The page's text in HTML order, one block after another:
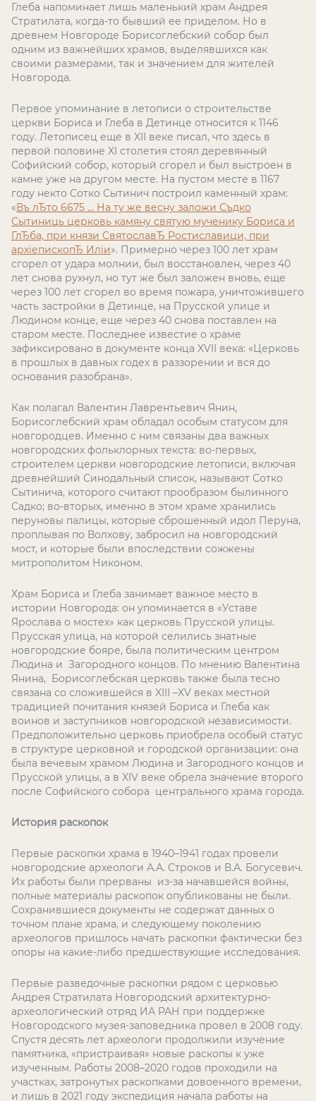
Глеба напоминает лишь маленький храм Андрея
Стратилата, когда-то бывший ее приделом. Но в
древнем Новгороде Борисоглебский собор был
одним из важнейших храмов, выделявшихся как
своими размерами, так и значением для жителей
Новгорода.
Первое упоминание в летописи о строительстве
церкви Бориса и Глеба в Детинце относится к 1146
году. Летописец еще в XII веке писал, что здесь в
первой половине XI столетия стоял деревянный
Софийский собор, который сгорел и был выстроен в
камне уже на другом месте. На пустом месте в 1167
году некто Сотко Сытинич построил каменный храм:
«Въ лЂто 6675 … На ту же весну заложи Съдко
Сытиниць церковь камяну святую мученику Бориса и
ГлЂба, при князи СвятославЂ Ростиславици, при
архiепископЂ Илiи». Примерно через 100 лет храм
сгорел от удара молнии, был восстановлен, через 40
лет снова рухнул, но тут же был заложен вновь, еще
через 100 лет сгорел во время пожара, уничтожившего
часть застройки в Детинце, на Прусской улице и
Людином конце, еще через 40 снова поставлен на
старом месте. Последнее известие о храме
зафиксировано в документе конца XVII века: «Церковь
в прошлых в давных годех в раззорении и вся до
основания разобрана».
Как полагал Валентин Лаврентьевич Янин,
Борисоглебский храм обладал особым статусом для
новгородцев. Именно с ним связаны два важных
новгородских фольклорных текста: во-первых,
строителем церкви новгородские летописи, включая
древнейший Синодальный список, называют Сотко
Сытинича, которого считают прообразом былинного
Садко; во-вторых, именно в этом храме хранились
перуновы палицы, которые сброшенный идол Перуна,
проплывая по Волхову, забросил на новгородский
мост, и которые были впоследствии сожжены
митрополитом Никоном.
Храм Бориса и Глеба занимает важное место в
истории Новгорода: он упоминается в «Уставе
Ярослава о мостех» как церковь Прусской улицы.
Прусская улица, на которой селились знатные
новгородские бояре, была политическим центром
Людина и Загородного концов. По мнению Валентина
Янина, Борисоглебская церковь также была тесно
связана со сложившейся в XIII –XV веках местной
традицией почитания князей Бориса и Глеба как
воинов и заступников новгородской независимости.
Предположительно церковь приобрела особый статус
в структуре церковной и городской организации: она
была вечевым храмом Людина и Загородного концов и
Прусской улицы, а в XIV веке обрела значение второго
после Софийского собора центрального храма города.
История раскопок
Первые раскопки храма в 1940–1941 годах провели
новгородские археологи А.А. Строков и В.А. Богусевич.
Их работы были прерваны из-за начавшейся войны,
полные материалы раскопок опубликованы не были.
Сохранившиеся документы не содержат данных о
точном плане храма, и следующему поколению
археологов пришлось начать раскопки фактически без
опоры на какие-либо предшествующие исследования.
Первые разведочные раскопки рядом с церковью
Андрея Стратилата Новгородский архитектурно-
археологический отряд ИА РАН при поддержке
Новгородского музея-заповедника провел в 2008 году.
Спустя десять лет археологи продолжили изучение
памятника, «пристраивая» новые раскопы к уже
изученным. Работы 2008–2020 годов проходили на
участках, затронутых раскопками довоенного времени,
и лишь в 2021 году экспедиция начала работы на